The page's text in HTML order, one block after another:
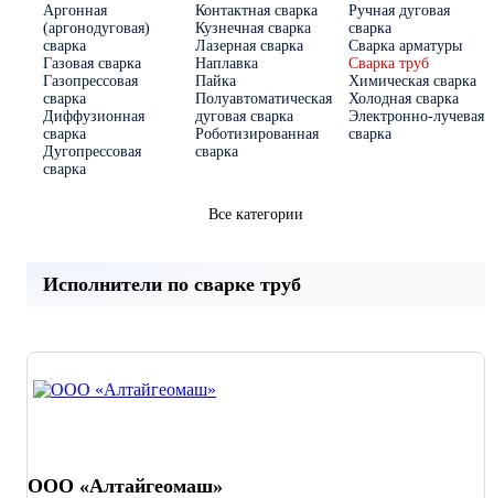
Аргонная
(аргонодуговая)
сварка
Газовая сварка
Газопрессовая
сварка
Диффузионная
сварка
Дугопрессовая
сварка
Контактная сварка
Кузнечная сварка
Лазерная сварка
Наплавка
Пайка
Полуавтоматическая
дуговая сварка
Роботизированная
сварка
Ручная дуговая
сварка
Сварка арматуры
Сварка труб
Химическая сварка
Холодная сварка
Электронно-лучевая
сварка
Все категории
Исполнители по сварке труб
ООО «Алтайгеомаш»